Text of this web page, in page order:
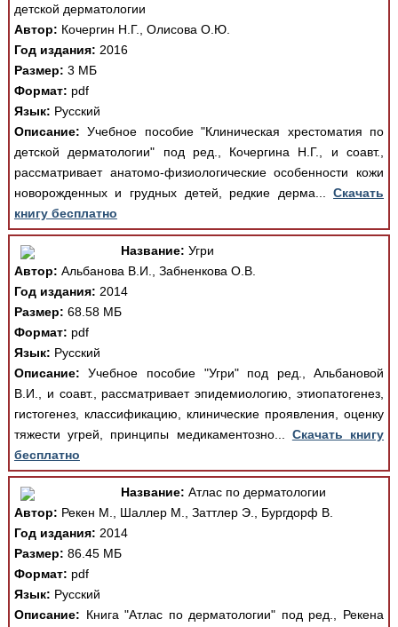
детской дерматологии
Автор: Кочергин Н.Г., Олисова О.Ю.
Год издания: 2016
Размер: 3 МБ
Формат: pdf
Язык: Русский
Описание: Учебное пособие "Клиническая хрестоматия по
детской дерматологии" под ред., Кочергина Н.Г., и соавт.,
рассматривает анатомо-физиологические особенности кожи
новорожденных и грудных детей, редкие дерма...Скачать
книгу бесплатно
Название: Угри
Автор: Альбанова В.И., Забненкова О.В.
Год издания: 2014
Размер: 68.58 МБ
Формат: pdf
Язык: Русский
Описание: Учебное пособие "Угри" под ред., Альбановой
В.И., и соавт., рассматривает эпидемиологию, этиопатогенез,
гистогенез, классификацию, клинические проявления, оценку
тяжести угрей, принципы медикаментозно... Скачать книгу
бесплатно
Название: Атлас по дерматологии
Автор: Рекен М., Шаллер М., Заттлер Э., Бургдорф В.
Год издания: 2014
Размер: 86.45 МБ
Формат: pdf
Язык: Русский
Описание: Книга "Атлас по дерматологии" под ред., Рекена